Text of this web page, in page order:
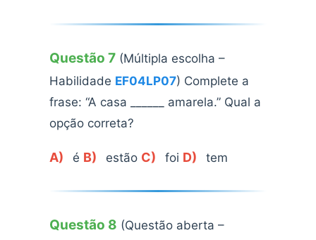
Questão 7 (Múltipla escolha –
Habilidade EF04LP07) Complete a
frase: “A casa ______ amarela.” Qual a
opção correta?
A) é B) estão C) foi D) tem
Questão 8 (Questão aberta –